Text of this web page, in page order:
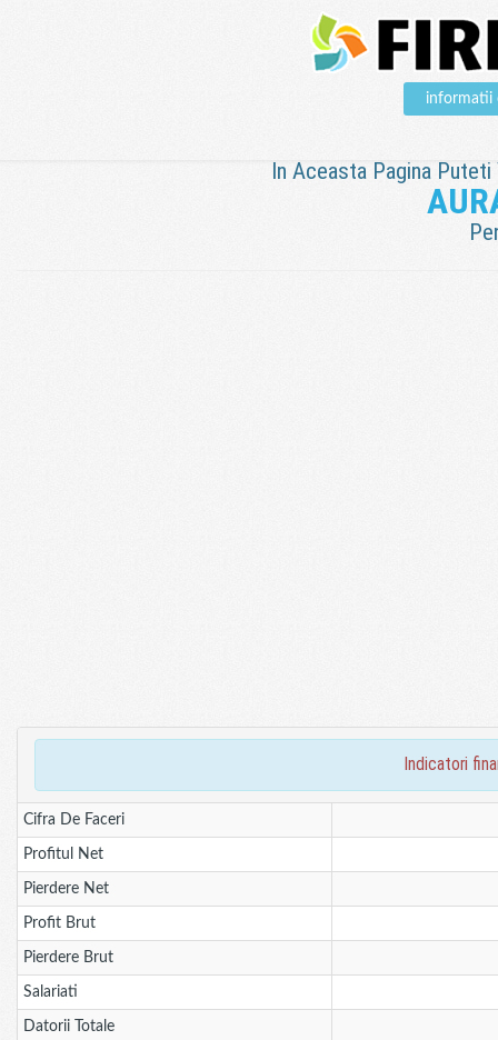
informatii
In Aceasta Pagina
indicatori
Cifra De Faceri
Profitul Net
Pierdere Net
Profit Brut
Pierdere Brut
Salariati
Datorii Totale